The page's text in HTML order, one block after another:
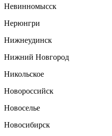
Невинномысск
Нерюнгри
Нижнеудинск
Нижний Новгород
Никольское
Новороссийск
Новоселье
Новосибирск